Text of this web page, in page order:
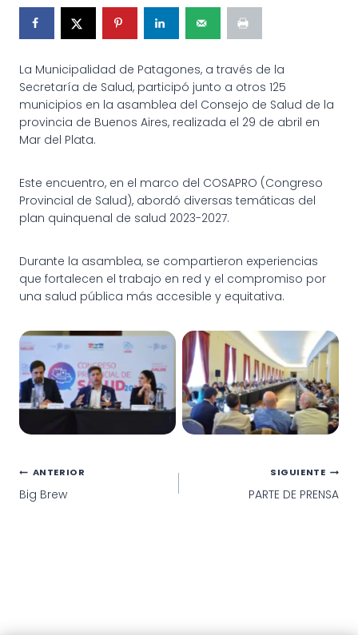
La Municipalidad de Patagones, a través de la
Secretaría de Salud, participó junto a otros 125
municipios en la asamblea del Consejo de Salud de la
provincia de Buenos Aires, realizada el 29 de abril en
Mar del Plata.
Este encuentro, en el marco del COSAPRO (Congreso
Provincial de Salud), abordó diversas temáticas del
plan quinquenal de salud 2023-2027.
Durante la asamblea, se compartieron experiencias
que fortalecen el trabajo en red y el compromiso por
una salud pública más accesible y equitativa.
ASAMBLEA DEL CONSEJO
DE
SALUD DE LA PROVINCIA
ASAMBLEA DEL CONSEJO
DE
SALUD DE LA PROVINCIA
Navegación
de
ANTERIOR
Big Brew
SIGUIENTE
PARTE DE PRENSA